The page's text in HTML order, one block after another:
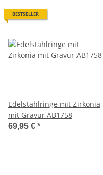
BESTSELLER
Edelstahlringe mit Zirkonia
mit Gravur AB1758
69,95 € *